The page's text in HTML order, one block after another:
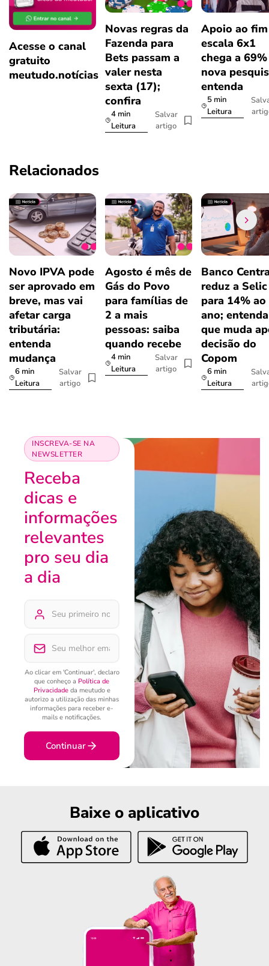
Acesse o canal
gratuito
meutudo.notícias
Novas regras da
Fazenda para
Bets passam a
valer nesta
sexta (17);
confira
4 min
Leitura
Salvar
artigo
Apoio ao
escala 6x1
chega a
nova
entenda
5 min
Leitura
Relacionados
Novo IPVA pode
ser aprovado em
breve, mas vai
afetar carga
tributária:
entenda
mudança
6 min
Leitura
Salvar
artigo
Agosto é mês de
Gás do Povo
para famílias de
2 a mais
pessoas: saiba
quando recebe
4 min
Leitura
Salvar
artigo
Banco
reduz a Selic
para 14% ao
ano;
que muda
decisão do
Copom
6 min
Leitura
INSCREVA-SE NA
NEWSLETTER
Receba
dicas e
informações
relevantes
pro seu dia
a dia
Ao clicar em 'Continuar', declaro
que conheço a Política de
Privacidadeda meutudo e
autorizo a utilização das minhas
informações para receber e-
mails e notificações.
Continuar
Baixe o aplicativo